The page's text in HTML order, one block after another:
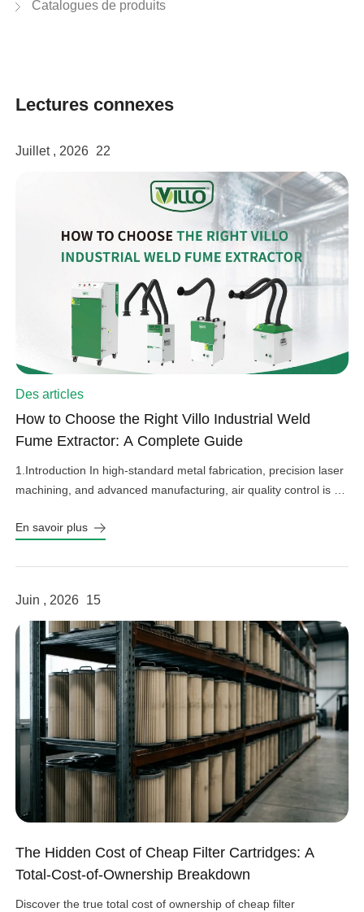
Catalogues de produits
Lectures connexes
Juillet , 2026 22
Des articles
How to Choose the Right Villo Industrial Weld
Fume Extractor: A Complete Guide
1.Introduction In high-standard metal fabrication, precision laser
machining, and advanced manufacturing, air quality control is an
equipment protection. Hazardous welding fumes, fine grinding
sensitive factory equipment, and impact product quality if not
En savoir plus
Juin , 2026 15
The Hidden Cost of Cheap Filter Cartridges: A
Total-Cost-of-Ownership Breakdown
Discover the true total cost of ownership of cheap filter